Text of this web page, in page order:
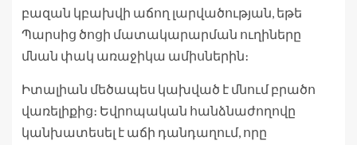
բազան կբախվի աճող լարվածության, եթե
Պարսից ծոցի մատակարարման ուղիները
մնան փակ առաջիկա ամիսներին։
Իտալիան մեծապես կախված է մնում բրածո
վառելիքից։ Եվրոպական հանձնաժողովը
կանխատեսել է աճի դանդաղում, որը